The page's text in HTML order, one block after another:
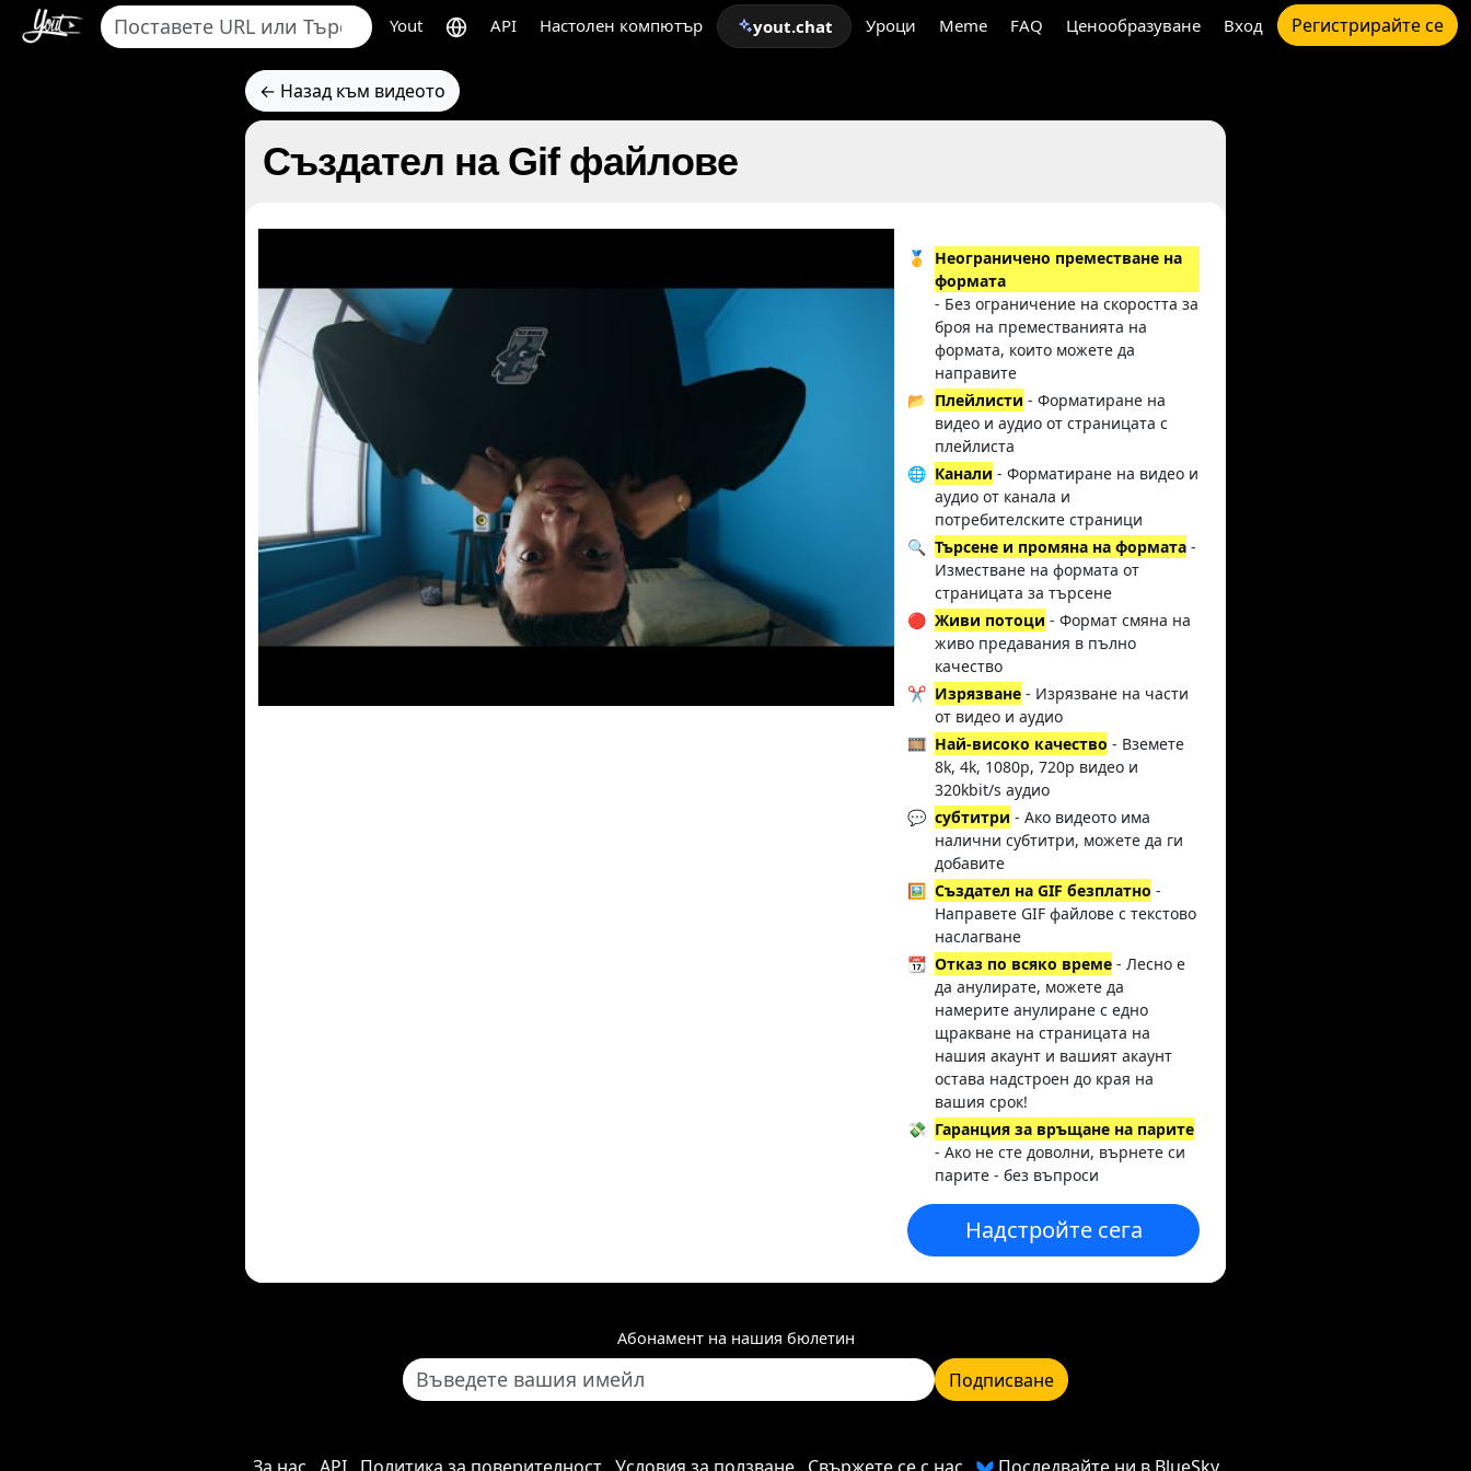
Yout API Настолен компютър yout.chat Уроци Meme FAQ Ценообразуване Вход Регистрирайте се
← Назад към видеото
Създател на Gif файлове
🥇
Неограничено преместване на
формата
- Без ограничение на скоростта за
броя на преместванията на
формата, които можете да
направите
📂 Плейлисти - Форматиране на
видео и аудио от страницата с
плейлиста
🌐 Канали - Форматиране на видео и
аудио от канала и
потребителските страници
🔍 Търсене и промяна на формата -
Изместване на формата от
страницата за търсене
🔴 Живи потоци - Формат смяна на
живо предавания в пълно
качество
✂️ Изрязване - Изрязване на части
от видео и аудио
🎞️ Най-високо качество - Вземете
8k, 4k, 1080p, 720p видео и
320kbit/s аудио
💬 субтитри - Ако видеото има
налични субтитри, можете да ги
добавите
🖼️ Създател на GIF безплатно -
Направете GIF файлове с текстово
наслагване
📆 Отказ по всяко време - Лесно е
да анулирате, можете да
намерите анулиране с едно
щракване на страницата на
нашия акаунт и вашият акаунт
остава надстроен до края на
вашия срок!
💸 Гаранция за връщане на парите
- Ако не сте доволни, върнете си
парите - без въпроси
Надстройте сега
Абонамент на нашия бюлетин
Подписване